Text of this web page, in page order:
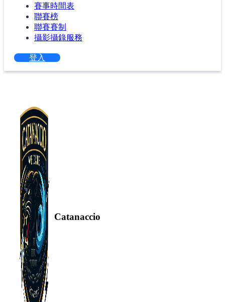
賽事時間表
聯賽榜
聯賽賽制
攝影攝錄服務
登入
Catanaccio